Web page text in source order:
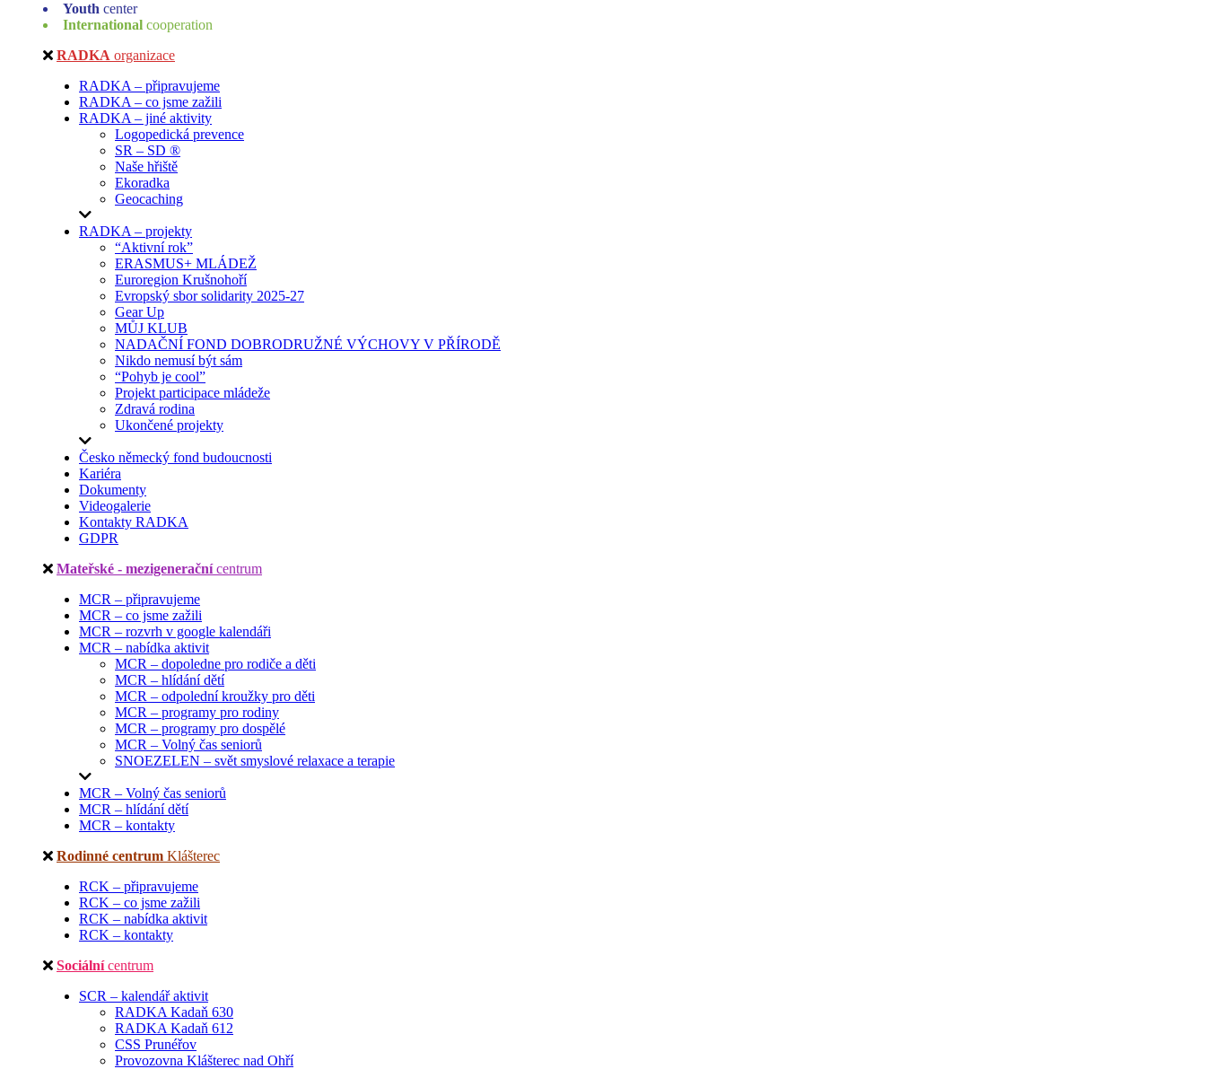
Youth center
International cooperation
RADKA organizace
RADKA – připravujeme
RADKA – co jsme zažili
RADKA – jiné aktivity
Logopedická prevence
SR – SD ®
Naše hřiště
Ekoradka
Geocaching
RADKA – projekty
“Aktivní rok”
ERASMUS+ MLÁDEŽ
Euroregion Krušnohoří
Evropský sbor solidarity 2025-27
Gear Up
MŮJ KLUB
NADAČNÍ FOND DOBRODRUŽNÉ VÝCHOVY V PŘÍRODĚ
Nikdo nemusí být sám
“Pohyb je cool”
Projekt participace mládeže
Zdravá rodina
Ukončené projekty
Česko německý fond budoucnosti
Kariéra
Dokumenty
Videogalerie
Kontakty RADKA
GDPR
Mateřské - mezigenerační centrum
MCR – připravujeme
MCR – co jsme zažili
MCR – rozvrh v google kalendáři
MCR – nabídka aktivit
MCR – dopoledne pro rodiče a děti
MCR – hlídání dětí
MCR – odpolední kroužky pro děti
MCR – programy pro rodiny
MCR – programy pro dospělé
MCR – Volný čas seniorů
SNOEZELEN – svět smyslové relaxace a terapie
MCR – Volný čas seniorů
MCR – hlídání dětí
MCR – kontakty
Rodinné centrum Klášterec
RCK – připravujeme
RCK – co jsme zažili
RCK – nabídka aktivit
RCK – kontakty
Sociální centrum
SCR – kalendář aktivit
RADKA Kadaň 630
RADKA Kadaň 612
CSS Prunéřov
Provozovna Klášterec nad Ohří